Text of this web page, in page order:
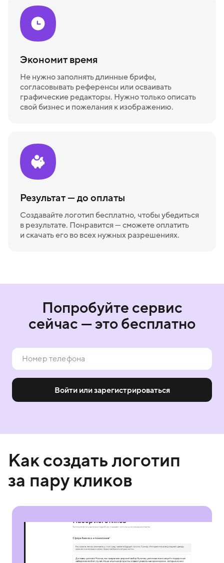
Экономит время
Не нужно заполнять длинные брифы,
согласовывать референсы или осваивать
графические редакторы. Нужно только описать
свой бизнес и пожелания к изображению.
Результат — до оплаты
Создавайте логотип бесплатно, чтобы убедиться
в результате. Понравится — сможете оплатить
и скачать его во всех нужных разрешениях.
Попробуйте сервис
сейчас — это бесплатно
Войти или зарегистрироваться
Как создать логотип
за пару кликов